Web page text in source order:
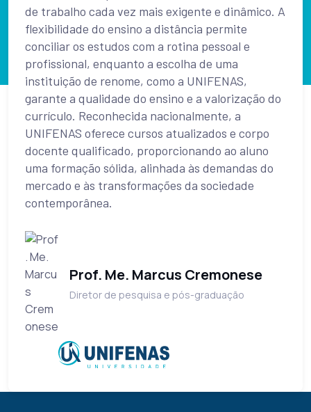
de trabalho cada vez mais exigente e dinâmico. A
flexibilidade do ensino a distância permite
conciliar os estudos com a rotina pessoal e
profissional, enquanto a escolha de uma
instituição de renome, como a UNIFENAS,
garante a qualidade do ensino e a valorização do
currículo. Reconhecida nacionalmente, a
UNIFENAS oferece cursos atualizados e corpo
docente qualificado, proporcionando ao aluno
uma formação sólida, alinhada às demandas do
mercado e às transformações da sociedade
contemporânea.
Prof. Me. Marcus Cremonese
Diretor de pesquisa e pós-graduação